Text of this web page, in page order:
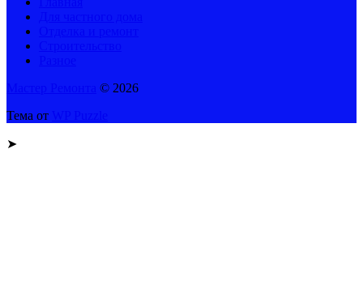
© 2026
Тема от
➤